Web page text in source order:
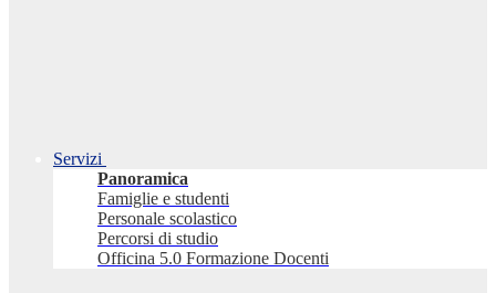
Servizi
Panoramica
Famiglie e studenti
Personale scolastico
Percorsi di studio
Officina 5.0 Formazione Docenti